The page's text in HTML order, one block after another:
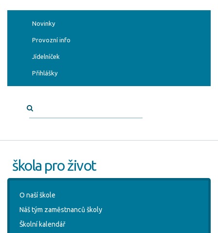
Novinky
Provozní info
Jídelníček
Přihlášky
škola pro život
O naší škole
Náš tým zaměstnanců školy
Školní kalendář